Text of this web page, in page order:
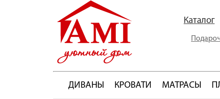
Каталог
ДИВАНЫ КРОВАТИ МАТРАСЫ